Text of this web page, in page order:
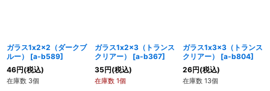
ガラス1x2x2（ダークブ
ルー）
[a-b589]
46円(税込)
在庫数 3個
ガラス1x2x3（トランス
クリアー）
[a-b367]
35円(税込)
在庫数 1個
ガラス1x3x3（トランス
クリアー）
[a-b804]
26円(税込)
在庫数 13個